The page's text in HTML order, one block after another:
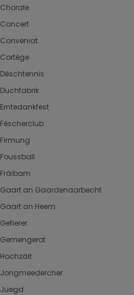
Chorale
Concert
Conveniat
Cortège
Dëschtennis
Duchfabrik
Erntedankfest
Fëscherclub
Firmung
Foussball
Fräibam
Gaart an Gaardenaarbecht
Gaart an Heem
Gefierer
Gemengerot
Hochzäit
Jongmeedercher
Juegd